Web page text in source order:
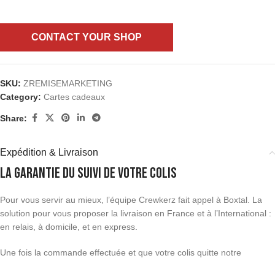
CONTACT YOUR SHOP
SKU: ZREMISEMARKETING
Category: Cartes cadeaux
Share:
Expédition & Livraison
La garantie du suivi de votre colis
Pour vous servir au mieux, l’équipe Crewkerz fait appel à Boxtal. La
solution pour vous proposer la livraison en France et à l’International :
en relais, à domicile, et en express.
Une fois la commande effectuée et que votre colis quitte notre